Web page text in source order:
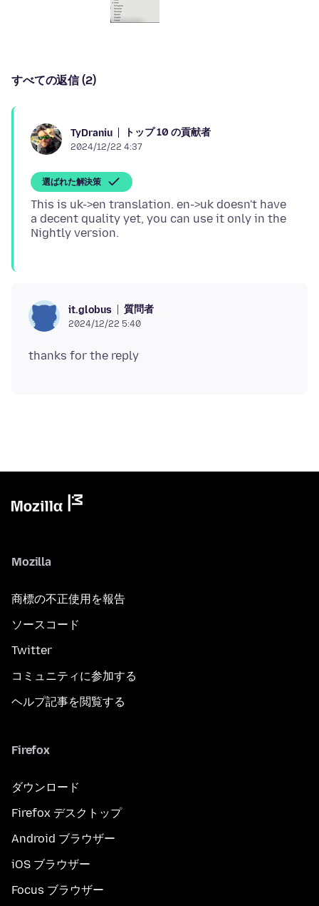
すべての返信 (2)
TyDraniu トップ 10 の貢献者
2024/12/22 4:37
選ばれた解決策
This is uk->en translation. en->uk doesn't have
a decent quality yet, you can use it only in the
it.globus 質問者
2024/12/22 5:40
Mozilla
商標の不正使用を報告
ソースコード
Twitter
コミュニティに参加する
ヘルプ記事を閲覧する
Firefox
ダウンロード
Firefox デスクトップ
Android ブラウザー
iOS ブラウザー
Focus ブラウザー